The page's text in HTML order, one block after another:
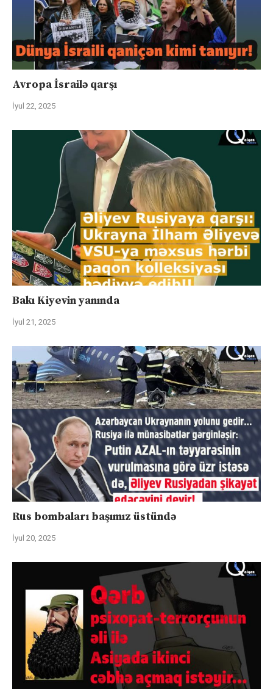
Avropa İsrailə qarşı
İyul 22, 2025
Bakı Kiyevin yanında
İyul 21, 2025
Rus bombaları başımız üstündə
İyul 20, 2025